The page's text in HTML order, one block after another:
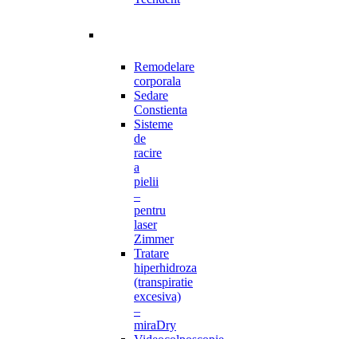
Remodelare
corporala
Sedare
Constienta
Sisteme
de
racire
a
pielii
–
pentru
laser
Zimmer
Tratare
hiperhidroza
(transpiratie
excesiva)
–
miraDry